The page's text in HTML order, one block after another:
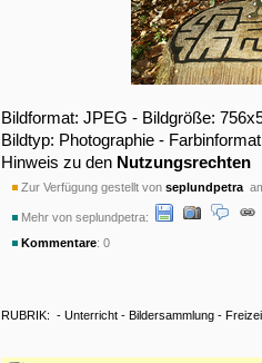
Bildformat: JPEG - Bildgröße:
Bildtyp: Photographie -
Hinweis zu den Nutzungsrechten
Zur Verfügung gestellt von seplundpetra
Mehr von seplundpetra:
Kommentare: 0
RUBRIK: - Unterricht - Bildersammlung -